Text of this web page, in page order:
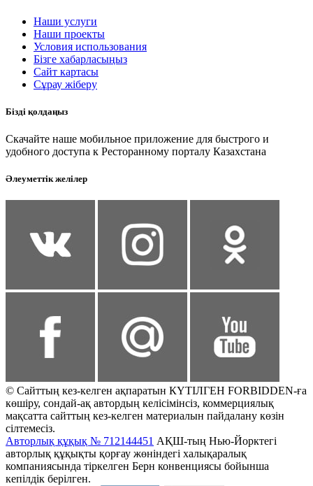
Наши услуги
Наши проекты
Условия использования
Бізге хабарласыңыз
Сайт картасы
Сұрау жіберу
Бізді қолдаңыз
Скачайте наше мобильное приложение для быстрого и
удобного доступа к Ресторанному порталу Казахстана
Әлеуметтік желілер
© Сайттың кез-келген ақпаратын КҮТІЛГЕН FORBIDDEN-ға
көшіру, сондай-ақ автордың келісімінсіз, коммерциялық
мақсатта сайттың кез-келген материалын пайдалану көзін
сілтемесіз.
Авторлық құқық № 712144451 АҚШ-тың Нью-Йорктегі
авторлық құқықты қорғау жөніндегі халықаралық
компаниясында тіркелген Берн конвенциясы бойынша
кепілдік берілген.